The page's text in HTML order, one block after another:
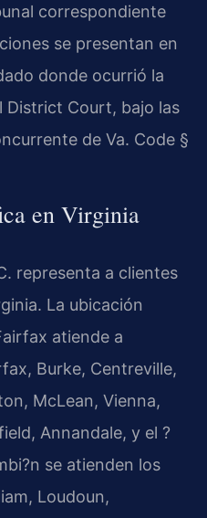
correspondiente
se presentan en
donde ocurrió la
District Court, bajo las
de Va. Code §
en Virginia
representa a clientes
La ubicación
atiende a
Burke, Centreville,
McLean, Vienna,
Annandale, y el ?
se atienden los
Loudoun,